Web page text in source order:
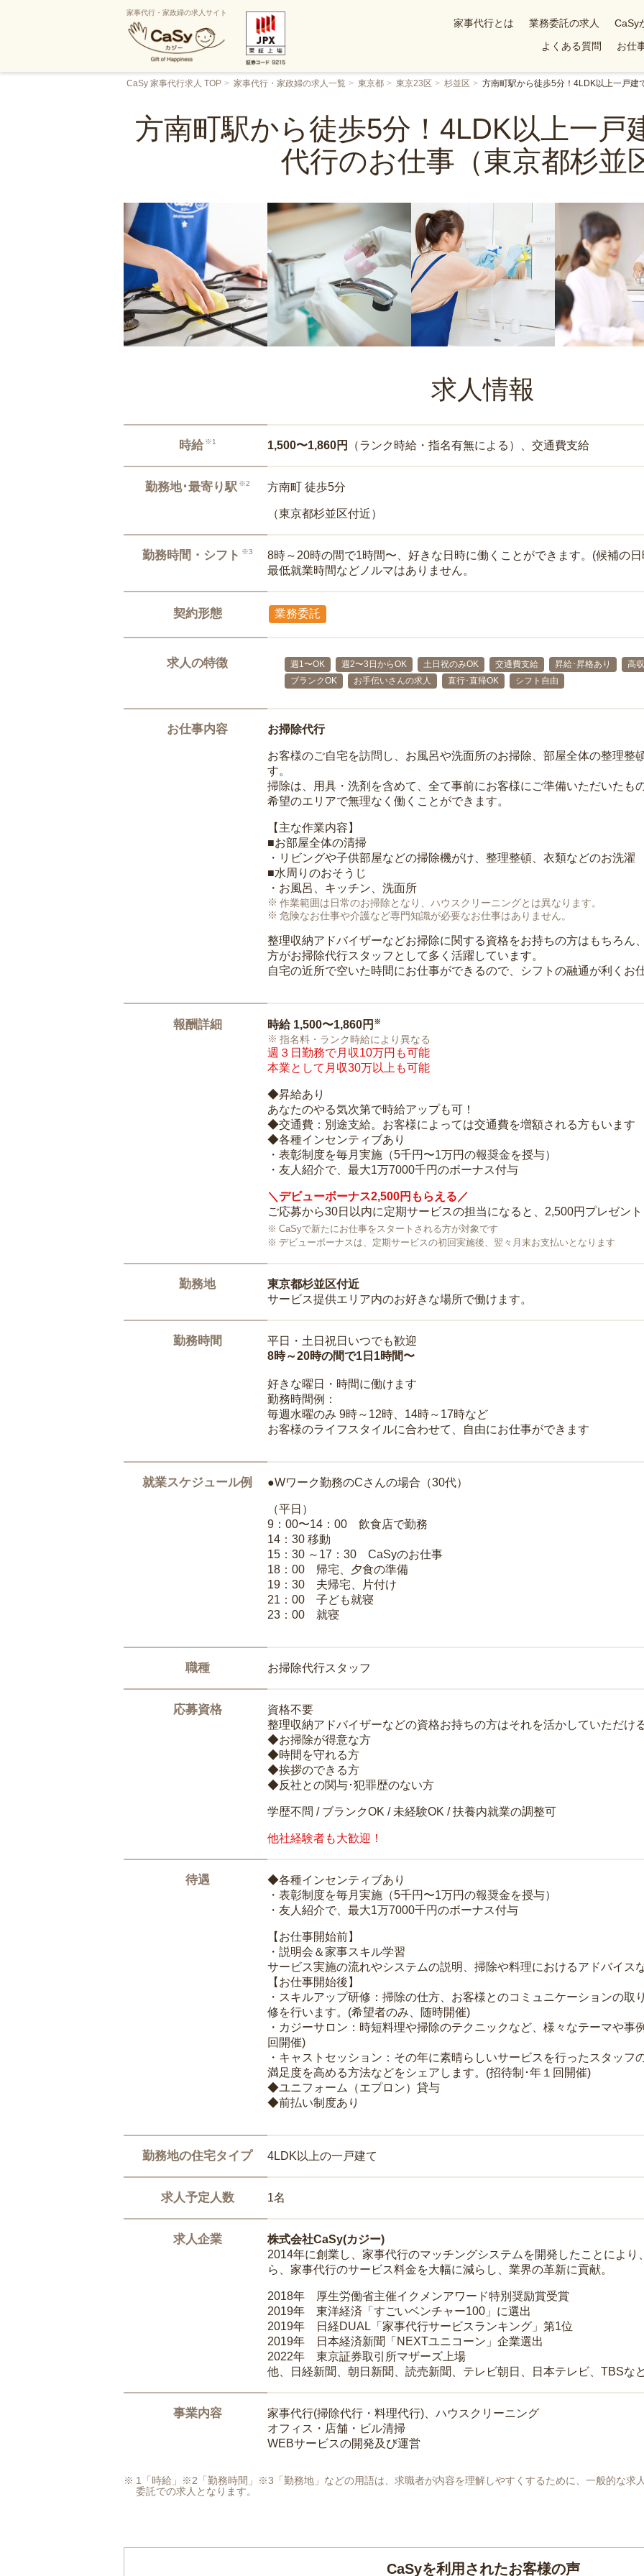
家事代行・家政婦の求人サイト
家事代行とは 業務委託の求人 CaSy
よくある質問
お仕
CaSy 家事代行求人 TOP 家事代行・家政婦の求人一覧 東京都 東京23区 杉並区 方南町駅から徒歩5分！4LDK以上一戸建
方南町駅から徒歩5分！4LDK以上一戸
代行のお仕事（東京都杉並
求人情報
時給 ※1 1,500〜1,860円 （ランク時給・指名有無による）、交通費支給
勤務地･最寄り駅 ※2 方南町 徒歩5分
（東京都杉並区付近）
勤務時間・シフト ※3
8時～20時の間で1時間〜、好きな日時に働くことができます。(候補の
最低就業時間などノルマはありません。
契約形態 業務委託
求人の特徴 週1〜OK 週2〜3日からOK 土日祝のみOK 交通費支給 昇給･昇格あり 高
ブランクOK
お手伝いさんの求人 直行･直帰OK シフト自由
お仕事内容 お掃除代行
お客様のご自宅を訪問し、お風呂や洗面所のお掃除、部屋全体の整理整
す。
掃除は、用具・洗剤を含めて、全て事前にお客様にご準備いただいたも
希望のエリアで無理なく働くことができます。
【主な作業内容】
■お部屋全体の清掃
・リビングや子供部屋などの掃除機がけ、整理整頓、衣類などのお洗濯
■水周りのおそうじ
・お風呂、キッチン、洗面所
作業範囲は日常のお掃除となり、ハウスクリーニングとは異なります。
危険なお仕事や介護など専門知識が必要なお仕事はありません。
整理収納アドバイザーなどお掃除に関する資格をお持ちの方はもちろん
方がお掃除代行スタッフとして多く活躍しています。
自宅の近所で空いた時間にお仕事ができるので、シフトの融通が利くお
報酬詳細 時給 1,500〜1,860円 ※
指名料・ランク時給により異なる
週３日勤務で月収10万円も可能
本業として月収30万以上も可能
◆昇給あり
あなたのやる気次第で時給アップも可！
◆交通費：別途支給。お客様によっては交通費を増額される方もいます
◆各種インセンティブあり
・表彰制度を毎月実施（5千円〜1万円の報奨金を授与）
・友人紹介で、最大1万7000千円のボーナス付与
＼デビューボーナス2,500円もらえる／
ご応募から30日以内に定期サービスの担当になると、2,500円プレゼント
CaSyで新たにお仕事をスタートされる方が対象です
デビューボーナスは、定期サービスの初回実施後、翌々月末お支払いとなります
勤務地
東京都杉並区付近
サービス提供エリア内のお好きな場所で働けます。
勤務時間
平日・土日祝日いつでも歓迎
8時～20時の間で1日1時間〜
好きな曜日・時間に働けます
勤務時間例：
毎週水曜のみ 9時～12時、14時～17時など
お客様のライフスタイルに合わせて、自由にお仕事ができます
就業スケジュール例 ●Wワーク勤務のCさんの場合（30代）
（平日）
9：00〜14：00 飲食店で勤務
14：30 移動
15：30 ～17：30 CaSyのお仕事
18：00 帰宅、夕食の準備
19：30 夫帰宅、片付け
21：00 子ども就寝
23：00 就寝
職種 お掃除代行スタッフ
応募資格
資格不要
整理収納アドバイザーなどの資格お持ちの方はそれを活かしていただけ
◆お掃除が得意な方
◆時間を守れる方
◆挨拶のできる方
◆反社との関与･犯罪歴のない方
学歴不問 / ブランクOK / 未経験OK / 扶養内就業の調整可
他社経験者も大歓迎！
待遇
◆各種インセンティブあり
・表彰制度を毎月実施（5千円〜1万円の報奨金を授与）
・友人紹介で、最大1万7000千円のボーナス付与
【お仕事開始前】
・説明会＆家事スキル学習
サービス実施の流れやシステムの説明、掃除や料理におけるアドバイス
【お仕事開始後】
・スキルアップ研修：掃除の仕方、お客様とのコミュニケーションの
修を行います。(希望者のみ、随時開催)
・カジーサロン：時短料理や掃除のテクニックなど、様々なテーマや事
回開催)
・キャストセッション：その年に素晴らしいサービスを行ったスタッ
満足度を高める方法などをシェアします。(招待制･年１回開催)
◆ユニフォーム（エプロン）貸与
◆前払い制度あり
勤務地の住宅タイプ 4LDK以上の一戸建て
求人予定人数 1名
求人企業
株式会社CaSy(カジー)
2014年に創業し、家事代行のマッチングシステムを開発したことによ
ら、家事代行のサービス料金を大幅に減らし、業界の革新に貢献。
2018年 厚生労働省主催イクメンアワード特別奨励賞受賞
2019年 東洋経済「すごいベンチャー100」に選出
2019年 日経DUAL「家事代行サービスランキング」第1位
2019年 日本経済新聞「NEXTユニコーン」企業選出
2022年 東京証券取引所マザーズ上場
他、日経新聞、朝日新聞、読売新聞、テレビ朝日、日本テレビ、TBSな
事業内容
家事代行(掃除代行・料理代行)、ハウスクリーニング
オフィス・店舗・ビル清掃
WEBサービスの開発及び運営
1「時給」※2「勤務時間」※3「勤務地」などの用語は、求職者が内容を理解しやすくするために、一般的な求
委託での求人となります。
CaSyを利用されたお客様の声